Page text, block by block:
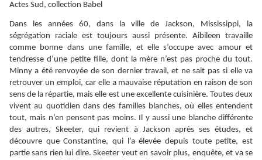
Actes Sud, collection Babel
Dans les années 60, dans la ville de Jackson, Mississippi, la
ségrégation raciale est toujours aussi présente. Aibileen travaille
comme bonne dans une famille, et elle s’occupe avec amour et
tendresse d’une petite fille, dont la mère n’est pas proche du tout.
Minny a été renvoyée de son dernier travail, et ne sait pas si elle va
retrouver un emploi, car elle a mauvaise réputation en raison de son
sens de la répartie, mais elle est une excellente cuisinière. Toutes deux
vivent au quotidien dans des familles blanches, où elles entendent
tout, mais n’en pensent pas moins. Il y aussi une blanche différente
des autres, Skeeter, qui revient à Jackson après ses études, et
découvre que Constantine, qui l’a élevée depuis toute petite, est
partie sans rien lui dire. Skeeter veut en savoir plus, enquête, et va se